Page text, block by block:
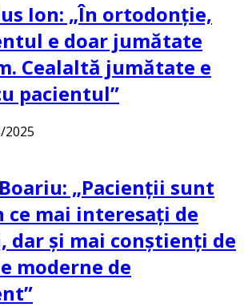
Ion: „În ortodonție,
e doar jumătate
Cealaltă jumătate e
pacientul”
2025
„Pacienții sunt
ce mai interesați de
dar și mai conștienți de
moderne de